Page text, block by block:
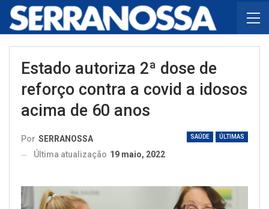
Estado autoriza 2ª dose de
reforço contra a covid a idosos
acima de 60 anos
SAÚDE ÚLTIMAS
Por SERRANOSSA
Última atualização 19 maio, 2022